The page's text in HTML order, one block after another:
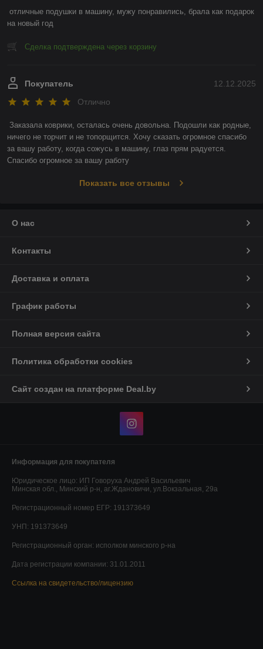
отличные подушки в машину, мужу понравились, брала как подарок
на новый год
Сделка подтверждена через корзину
12.12.2025
Покупатель
Отлично
Заказала коврики, осталась очень довольна. Подошли как родные,
ничего не торчит и не топорщится. Хочу сказать огромное спасибо
за вашу работу, когда сожусь в машину, глаз прям радуется.
Спасибо огромное за вашу работу
Показать все отзывы
О нас
Контакты
Доставка и оплата
График работы
Полная версия сайта
Политика обработки cookies
Сайт создан на платформе Deal.by
Информация для покупателя
Юридическое лицо: ИП Говоруха Андрей Васильевич
Минская обл., Минский р-н, аг.Ждановичи, ул.Вокзальная, 29а
Регистрационный номер ЕГР: 191373649
УНП: 191373649
Регистрационный орган: исполком минского р-на
Дата регистрации компании: 31.01.2011
Ссылка на свидетельство/лицензию